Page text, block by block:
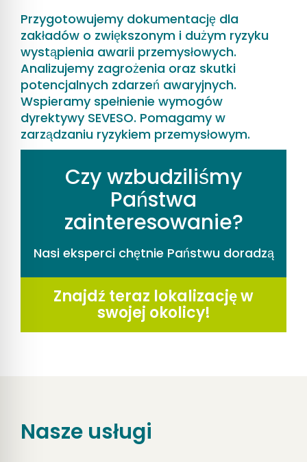
Przygotowujemy dokumentację dla
zakładów o zwiększonym i dużym ryzyku
wystąpienia awarii przemysłowych.
Analizujemy zagrożenia oraz skutki
potencjalnych zdarzeń awaryjnych.
Wspieramy spełnienie wymogów
dyrektywy SEVESO. Pomagamy w
zarządzaniu ryzykiem przemysłowym.
Czy wzbudziliśmy
Państwa
zainteresowanie?
Nasi eksperci chętnie Państwu doradzą
Znajdź teraz lokalizację w
swojej okolicy!
Nasze usługi